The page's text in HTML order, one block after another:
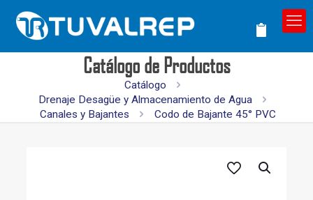
Catálogo de Productos
Catálogo
Drenaje Desagüe y Almacenamiento de Agua
Canales y Bajantes
Codo de Bajante 45° PVC